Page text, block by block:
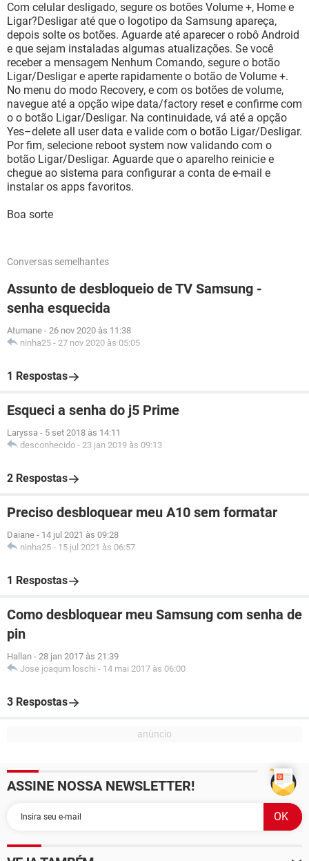
Com celular desligado, segure os botões Volume +, Home e
Ligar?Desligar até que o logotipo da Samsung apareça,
depois solte os botões. Aguarde até aparecer o robô Android
e que sejam instaladas algumas atualizações. Se você
receber a mensagem Nenhum Comando, segure o botão
Ligar/Desligar e aperte rapidamente o botão de Volume +.
No menu do modo Recovery, e com os botões de volume,
navegue até a opção wipe data/factory reset e confirme com
o o botão Ligar/Desligar. Na continuidade, vá até a opção
Yes–delete all user data e valide com o botão Ligar/Desligar.
Por fim, selecione reboot system now validando com o
botão Ligar/Desligar. Aguarde que o aparelho reinicie e
chegue ao sistema para configurar a conta de e-mail e
instalar os apps favoritos.
Boa sorte
Conversas semelhantes
Assunto de desbloqueio de TV Samsung -
senha esquecida
Atumane - 26 nov 2020 às 11:38
ninha25 - 27 nov 2020 às 05:05
1 Respostas
Esqueci a senha do j5 Prime
Laryssa - 5 set 2018 às 14:11
desconhecido - 23 jan 2019 às 09:13
2 Respostas
Preciso desbloquear meu A10 sem formatar
Daiane - 14 jul 2021 às 09:28
ninha25 - 15 jul 2021 às 06:57
1 Respostas
Como desbloquear meu Samsung com senha de
pin
Hallan - 28 jan 2017 às 21:39
Jose joaqum loschi - 14 mai 2017 às 06:00
3 Respostas
ASSINE NOSSA NEWSLETTER!